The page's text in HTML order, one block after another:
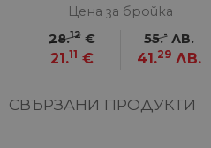
Цена за бройка
28.12 €
21.11 €
55.- ЛВ.
41.29 ЛВ.
СВЪРЗАНИ ПРОДУКТИ